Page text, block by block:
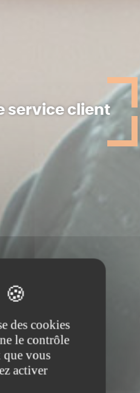
des cookies
le contrôle
que vous
activer
service client